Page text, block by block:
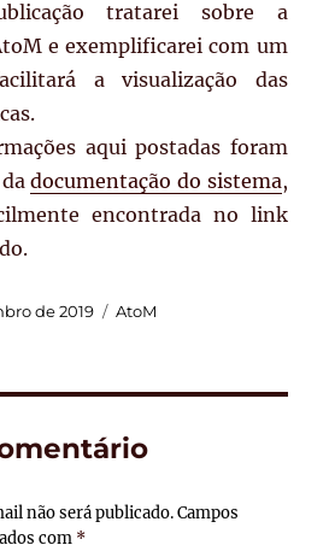
tratarei sobre a
e exemplificarei com um
a visualização das
aqui postadas foram
dadocumentação do sistema,
encontrada no link
de 2019 Categorias
AtoM
não será publicado. Campos
com *